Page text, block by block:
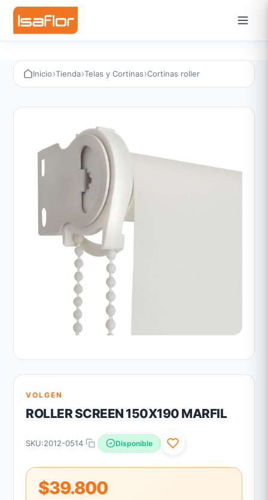
Inicio›Tienda›Telas y Cortinas›Cortinas roller
VOLGEN
ROLLER SCREEN 150X190 MARFIL
SKU:2012-0514 Disponible
$39.800